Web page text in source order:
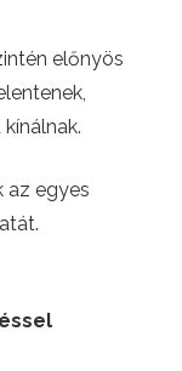
előnyös
az egyes